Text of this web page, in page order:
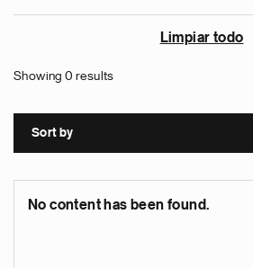
Limpiar todo
Showing 0 results
Sort by
No content has been found.